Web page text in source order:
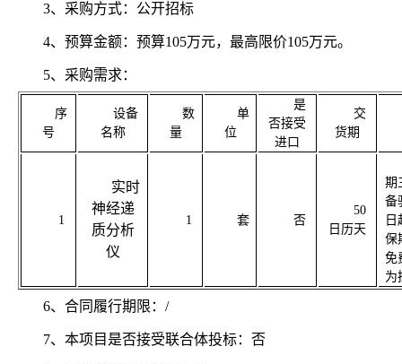
3、采购方式：公开招标
4、预算金额：预算105万元，最高限价105万元。
5、采购需求：
序
号
设备
名称
数
量
单
位
是
否接受
进口
交
货期
1
实时
神经递
质分析
仪
1 套 否
50
日历天
期
备
日
保
免
为
6、合同履行期限：/
7、本项目是否接受联合体投标：否